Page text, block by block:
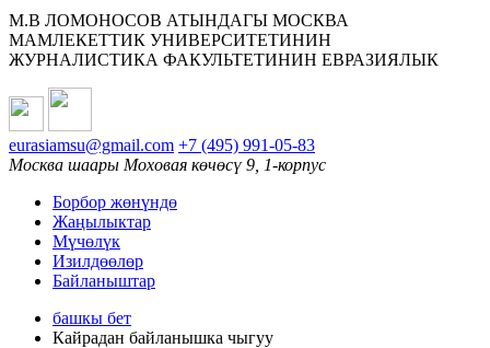
М.В ЛОМОНОСОВ АТЫНДАГЫ МОСКВА
МАМЛЕКЕТТИК УНИВЕРСИТЕТИНИН
ЖУРНАЛИСТИКА ФАКУЛЬТЕТИНИН ЕВРАЗИЯЛЫК
eurasiamsu@gmail.com +7 (495) 991-05-83
Москва шаары Моховая көчөсү 9, 1-корпус
Борбор жөнүндө
Жаңылыктар
Мүчөлүк
Изилдөөлөр
Байланыштар
башкы бет
Кайрадан байланышка чыгуу